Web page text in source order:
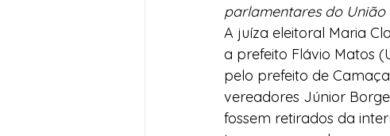
Imprensa Assistência Social
Nota de Pesar Segurança
parlamentares do União
A juíza eleitoral Maria
a prefeito Flávio Matos
pelo prefeito de
vereadores Júnior
fossem retirados da